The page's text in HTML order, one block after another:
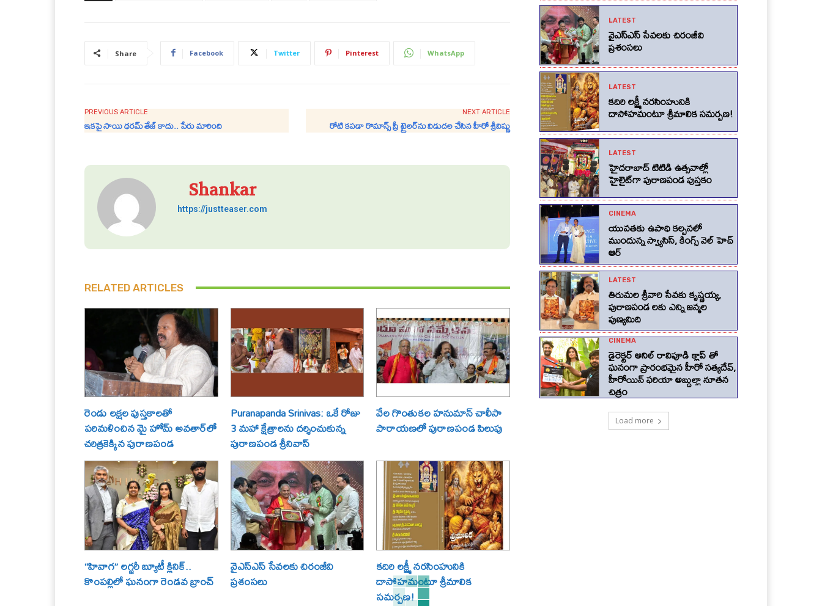
Share Facebook Twitter Pinterest WhatsApp
PREVIOUS ARTICLE
ఇకపై సాయి ధరమ్ తేజ్ కాదు.. పేరు మారింది
NEXT ARTICLE
రోటి క‌ప‌డా రొమాన్స్ ప్రీ ట్రైల‌ర్‌ను విడుద‌ల చేసిన హీరో శ్రీ‌విష్ణు
Shankar
https://justteaser.com
RELATED ARTICLES
రెండు లక్షల పుస్తకాలతో
పరిమళించిన మై హోమ్ అవతార్‌లో
చరిత్రకెక్కిన పురాణపండ
Puranapanda Srinivas: ఒకే రోజు
3 మహా క్షేత్రాలను దర్శించుకున్న
పురాణపండ శ్రీనివాస్
వేల గొంతుకల హనుమాన్ చాలీసా
పారాయణలో పురాణపండ పిలుపు
“హివాగ” లగ్జరీ బ్యూటీ క్లినిక్..
కొంపల్లిలో ఘనంగా రెండవ బ్రాంచ్
వైఎస్ఎస్ సేవలకు చిరంజీవి
ప్రశంసలు
కదిరి లక్ష్మీ నరసింహునికి
దాసోహమంటూ శ్రీమాలిక
సమర్పణ!
LATEST
వైఎస్ఎస్ సేవలకు చిరంజీవి
ప్రశంసలు
LATEST
కదిరి లక్ష్మీ నరసింహునికి
దాసోహమంటూ శ్రీమాలిక సమర్పణ!
LATEST
హైదరాబాద్ టిటిడి ఉత్సవాల్లో
హైలైట్‌గా పురాణపండ పుస్తకం
CINEMA
యువతకు ఉపాధి కల్పనలో
ముందున్న స్వ్యాసిస్, కింగ్స్‌ వెల్‌ హెచ్‌
ఆర్‌
LATEST
తిరుమల శ్రీవారి సేవకు కృష్ణయ్య,
పురాణపండ లకు ఎన్ని జన్మల
పుణ్యమిది
CINEMA
డైరెక్టర్ అనిల్ రావిపూడి క్లాప్ తో
ఘనంగా ప్రారంభమైన హీరో సత్యదేవ్,
హీరోయిన్ ఫరియా అబ్దుల్లా నూతన
చిత్రం
Load more